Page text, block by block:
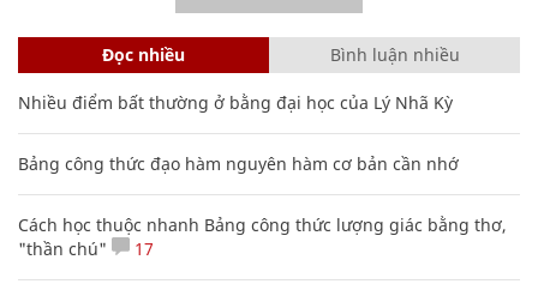
Đọc nhiều Bình luận nhiều
Nhiều điểm bất thường ở bằng đại học của Lý Nhã Kỳ
Bảng công thức đạo hàm nguyên hàm cơ bản cần nhớ
Cách học thuộc nhanh Bảng công thức lượng giác bằng thơ,
"thần chú"
17